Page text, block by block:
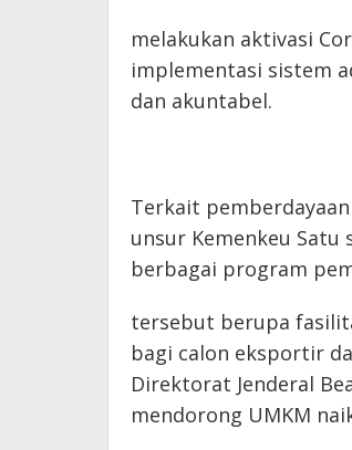
melakukan aktivasi
implementasi sistem
dan akuntabel.
Terkait pemberdayaan
unsur Kemenkeu
berbagai program
tersebut berupa
bagi calon eksportir
Direktorat Jenderal
mendorong UMKM